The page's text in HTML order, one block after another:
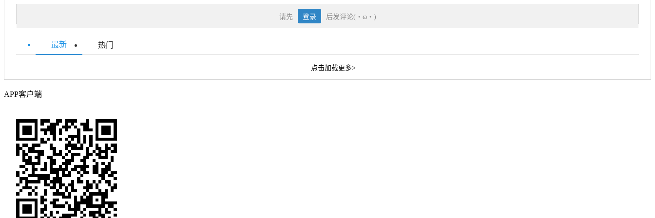
请先 登录 后发评论(・ω・)
最新 热门
点击加载更多>
APP客户端